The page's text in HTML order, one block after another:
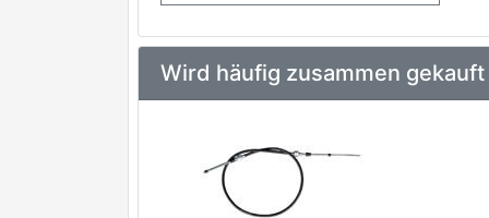
FTE
HELLA PAGID
JAPANPARTS
Wird häufig zusammen gekauft